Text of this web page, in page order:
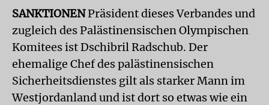
SANKTIONENPräsident dieses Verbandes und
zugleich des Palästinensischen Olympischen
Komitees ist Dschibril Radschub. Der
ehemalige Chef des palästinensischen
Sicherheitsdienstes gilt als starker Mann im
Westjordanland und ist dort so etwas wie ein